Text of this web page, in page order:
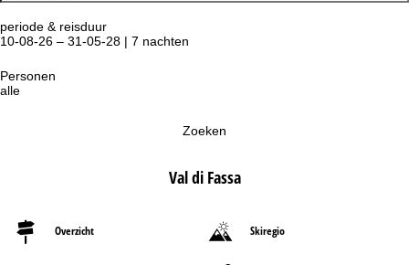
periode & reisduur
10-08-26 – 31-05-28 | 7 nachten
Personen
alle
Zoeken
Val di Fassa
Overzicht Skiregio